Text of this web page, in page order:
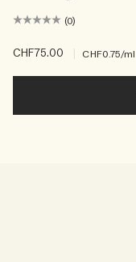
(0)
CHF75.00 CHF0.75/ml